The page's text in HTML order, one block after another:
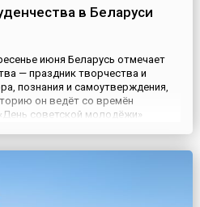
в Беларуси
июня Беларусь отмечает
— праздник творчества и
познания и самоутверждения,
он ведёт со времён
советской молодёжи»